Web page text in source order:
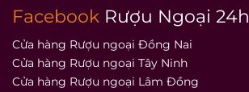
Facebook Rượu Ngoại 24h
Cửa hàng Rượu ngoại Đồng Nai
Cửa hàng Rượu ngoại Tây Ninh
Cửa hàng Rượu ngoại Lâm Đồng